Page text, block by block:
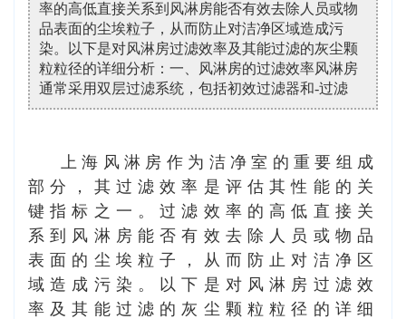
率的高低直接关系到风淋房能否有效去除人员或物
品表面的尘埃粒子，从而防止对洁净区域造成污
染。以下是对风淋房过滤效率及其能过滤的灰尘颗
粒粒径的详细分析：一、风淋房的过滤效率风淋房
通常采用双层过滤系统，包括初效过滤器和-过滤
上海风淋房 作为洁净室的重要组成
部分，其过滤效率是评估其性能的关
键指标之一。过滤效率的高低直接关
系到风淋房能否有效去除人员或物品
表面的尘埃粒子，从而防止对洁净区
域造成污染。以下是对风淋房过滤效
率及其能过滤的灰尘颗粒粒径的详细